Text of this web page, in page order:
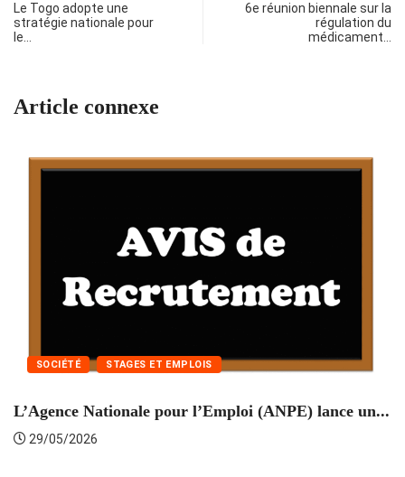
Le Togo adopte une
stratégie nationale pour
le…
6e réunion biennale sur la
régulation du
médicament…
Article connexe
SOCIÉTÉ STAGES ET EMPLOIS
L’Agence Nationale pour l’Emploi (ANPE) lance un...
29/05/2026